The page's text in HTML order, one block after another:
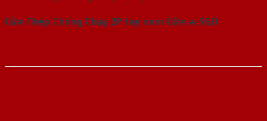
Cửa Thép Chống Cháy 2P tay nam Cửa-a-SGD